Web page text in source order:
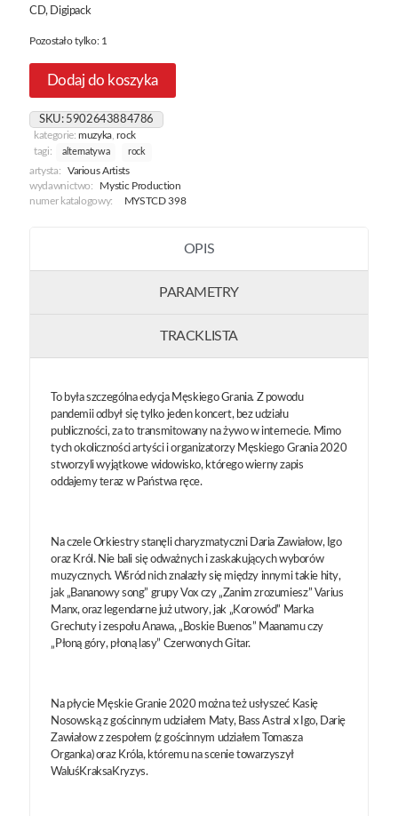
CD, Digipack
Pozostało tylko: 1
Dodaj do koszyka
SKU: 5902643884786
kategorie:muzyka,rock
tagi:
alternatywa rock
artysta:
Various Artists
wydawnictwo:
Mystic Production
numer katalogowy:
MYSTCD 398
OPIS
PARAMETRY
TRACKLISTA
To była szczególna edycja Męskiego Grania. Z powodu
pandemii odbył się tylko jeden koncert, bez udziału
publiczności, za to transmitowany na żywo w internecie. Mimo
tych okoliczności artyści i organizatorzy Męskiego Grania 2020
stworzyli wyjątkowe widowisko, którego wierny zapis
oddajemy teraz w Państwa ręce.
Na czele Orkiestry stanęli charyzmatyczni Daria Zawiałow, Igo
oraz Król. Nie bali się odważnych i zaskakujących wyborów
muzycznych. Wśród nich znalazły się między innymi takie hity,
jak „Bananowy song” grupy Vox czy „Zanim zrozumiesz” Varius
Manx, oraz legendarne już utwory, jak „Korowód” Marka
Grechuty i zespołu Anawa, „Boskie Buenos” Maanamu czy
„Płoną góry, płoną lasy” Czerwonych Gitar.
Na płycie Męskie Granie 2020 można też usłyszeć Kasię
Nosowską z gościnnym udziałem Maty, Bass Astral x Igo, Darię
Zawiałow z zespołem (z gościnnym udziałem Tomasza
Organka) oraz Króla, któremu na scenie towarzyszył
WaluśKraksaKryzys.